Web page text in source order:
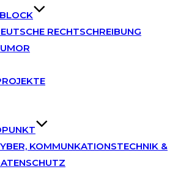
RECHTSCHREIBUNG
KOMMUNKATIONSTECHNIK &